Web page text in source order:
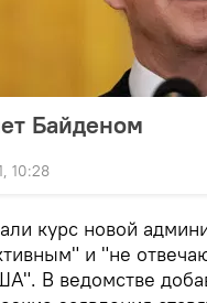
Байденом
10:28
курс новой
и "не
В ведомстве